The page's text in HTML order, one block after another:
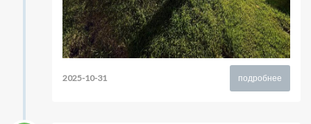
подробнее
2025-10-31